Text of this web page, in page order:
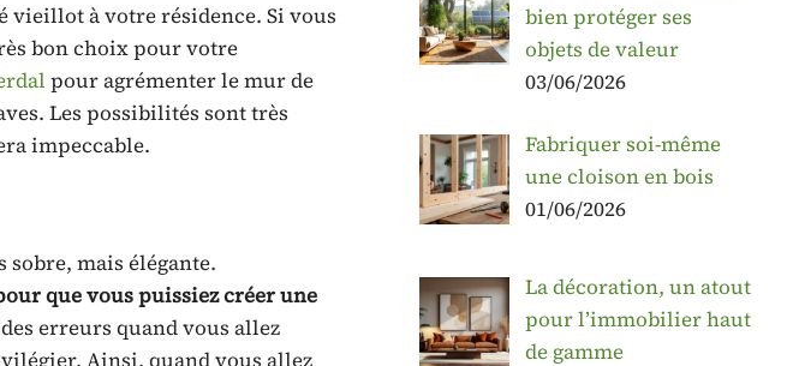
vieillot à votre résidence. Si vous
bon choix pour votre
pour agrémenter le mur de
Les possibilités sont très
impeccable.
sobre, mais élégante.
que vous puissiez créer une
erreurs quand vous allez
Ainsi, quand vous allez
bien protéger ses
objets de valeur
03/06/2026
Fabriquer soi-même
une cloison en bois
01/06/2026
La décoration, un atout
pour l’immobilier haut
de gamme